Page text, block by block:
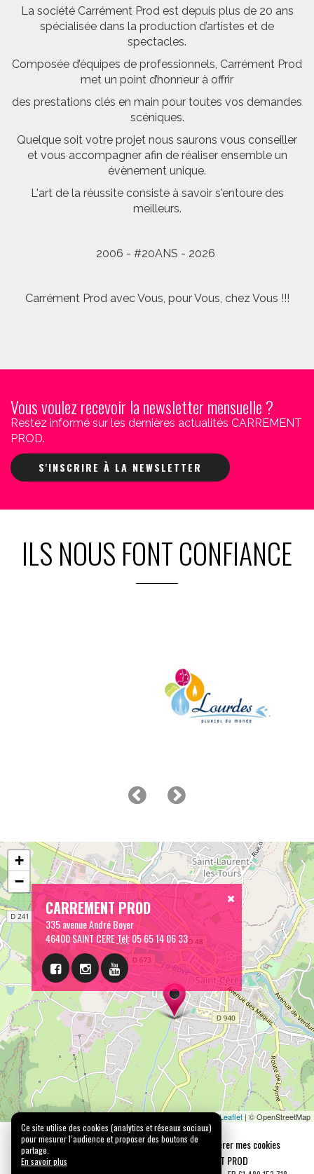
La société Carrément Prod est depuis plus de 20 ans
spécialisée dans la production d’artistes et de
spectacles.
Composée d’équipes de professionnels, Carrément Prod
met un point d’honneur à offrir
des prestations clés en main pour toutes vos demandes
scéniques.
Quelque soit votre projet nous saurons vous conseiller
et vous accompagner afin de réaliser ensemble un
évènement unique.
L'art de la réussite consiste à savoir s'entoure des
meilleurs.
2006 - #20ANS - 2026
Carrément Prod avec Vous, pour Vous, chez Vous !!!
Vous voulez recevoir la newsletter mensuelle ?
Restez informé sur les dernières actualités CARREMENT
PROD.
S'INSCRIRE À LA NEWSLETTER
ILS NOUS FONT CONFIANCE
CARREMENT PROD
335 avenue André Boyer
46400 SAINT CERETél:05 65 14 06 33
+
−
Leaflet | © OpenStreetMap
Mentions légales Confidentialité
Gérer mes cookies
Tous droits réservés © 2026 |
CARREMENT PROD
Ce site utilise des cookies (analytics et réseaux sociaux)
pour mesurer l’audience et proposer des boutons de
partage.
En savoir plus